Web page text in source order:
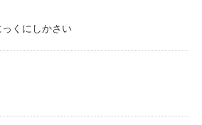
くにしかさい